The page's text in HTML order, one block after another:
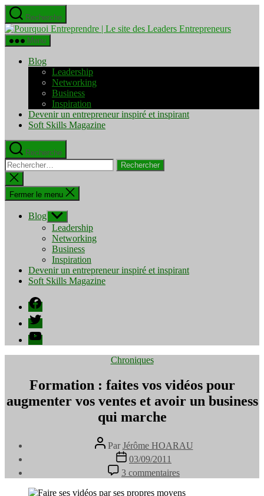
Aller
au
contenu
Recherche
Pourquoi
Menu
Blog
Leadership
Networking
Business
Inspiration
Devenir un entrepreneur inspiré et inspirant
Soft Skills Magazine
Recherche
Rechercher :
Fermer
la
recherche
Fermer le menu
Blog Afficher
le
sous-
menu
Leadership
Networking
Business
Inspiration
Devenir un entrepreneur inspiré et inspirant
Soft Skills Magazine
Facebook
Twitter
YouTube
Catégories
Chroniques
Formation : faites vos vidéos pour
augmenter vos ventes et avoir un business
qui marche
Auteur
de
l’article
Par Jérôme HOARAU
Date
de
l’article
03/09/2011
3 commentaires
Formation
: